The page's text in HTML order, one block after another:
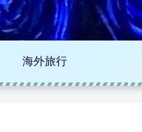
海外旅行